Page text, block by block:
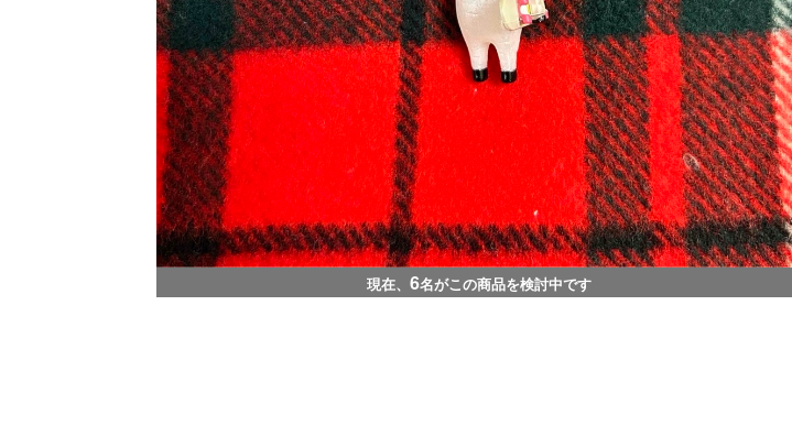
現在、 6名がこの商品を検討中です